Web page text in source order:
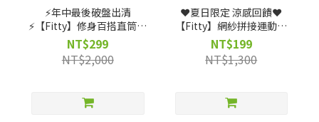
⚡️年中最後破盤出清
⚡️【Fitty】修身百搭直筒褲
（剩 XS, S, M, L, XL, 2XL
號）
NT$299
NT$2,000
❤️夏日限定 涼感回饋❤️
【Fitty】網紗拼接運動上
衣(黑色)（剩 XS, S, M 號）
NT$199
NT$1,300